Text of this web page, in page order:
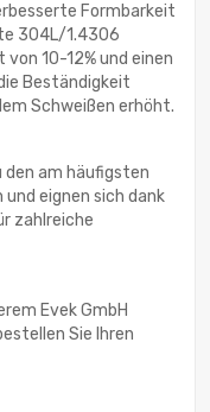
Formbarkeit
304L/1.4306
10-12% und einen
Beständigkeit
Schweißen erhöht.
am häufigsten
eignen sich dank
zahlreiche
Evek GmbH
Sie Ihren